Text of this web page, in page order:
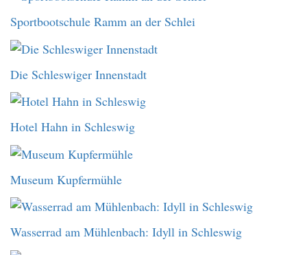
Sportbootschule Ramm an der Schlei
Die Schleswiger Innenstadt
Hotel Hahn in Schleswig
Museum Kupfermühle
Wasserrad am Mühlenbach: Idyll in Schleswig